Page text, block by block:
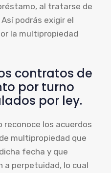
al tratarse de
podrás exigir el
la multipropiedad
contratos de
por turno
por ley.
reconoce los acuerdos
multipropiedad que
fecha y que
a perpetuidad, lo cual